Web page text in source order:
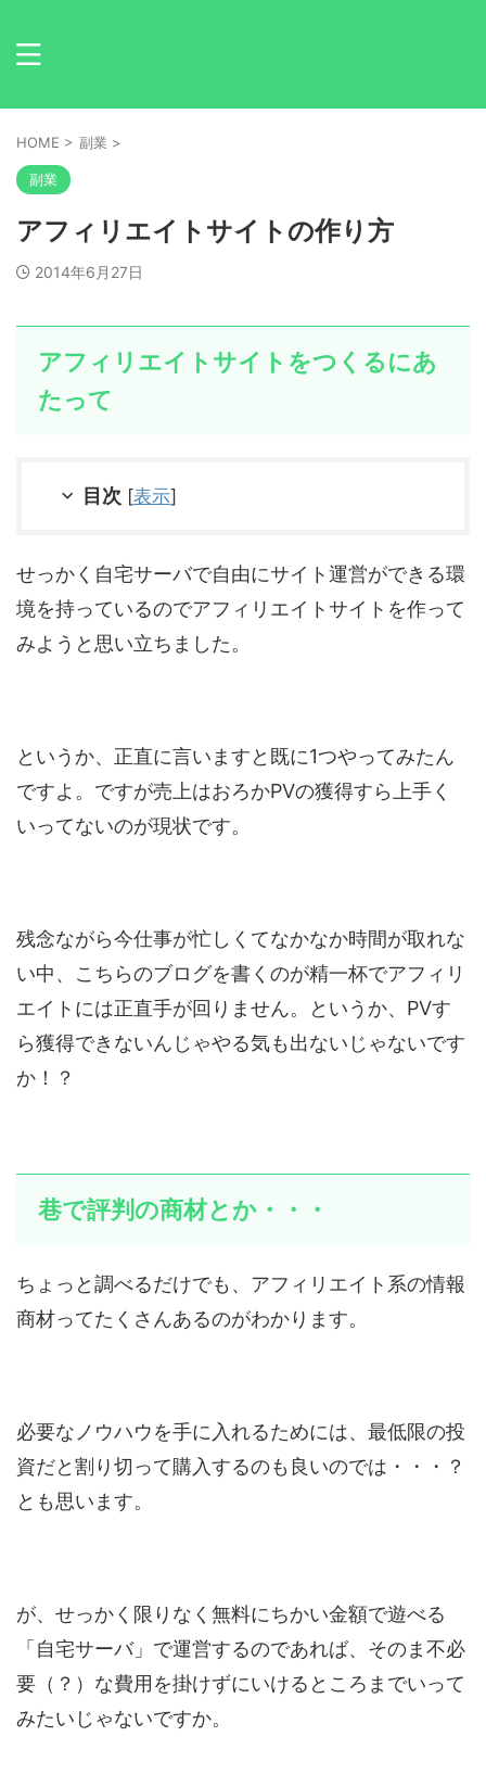
HOME > 副業 >
副業
アフィリエイトサイトの作り方
2014年6月27日
アフィリエイトサイトをつくるにあ
たって
目次 [表示]
せっかく自宅サーバで自由にサイト運営ができる環
境を持っているのでアフィリエイトサイトを作って
みようと思い立ちました。
というか、正直に言いますと既に1つやってみたん
ですよ。ですが売上はおろかPVの獲得すら上手く
いってないのが現状です。
残念ながら今仕事が忙しくてなかなか時間が取れな
い中、こちらのブログを書くのが精一杯でアフィリ
エイトには正直手が回りません。というか、PVす
ら獲得できないんじゃやる気も出ないじゃないです
か！？
巷で評判の商材とか・・・
ちょっと調べるだけでも、アフィリエイト系の情報
商材ってたくさんあるのがわかります。
必要なノウハウを手に入れるためには、最低限の投
資だと割り切って購入するのも良いのでは・・・？
とも思います。
が、せっかく限りなく無料にちかい金額で遊べる
「自宅サーバ」で運営するのであれば、そのま不必
要（？）な費用を掛けずにいけるところまでいって
みたいじゃないですか。